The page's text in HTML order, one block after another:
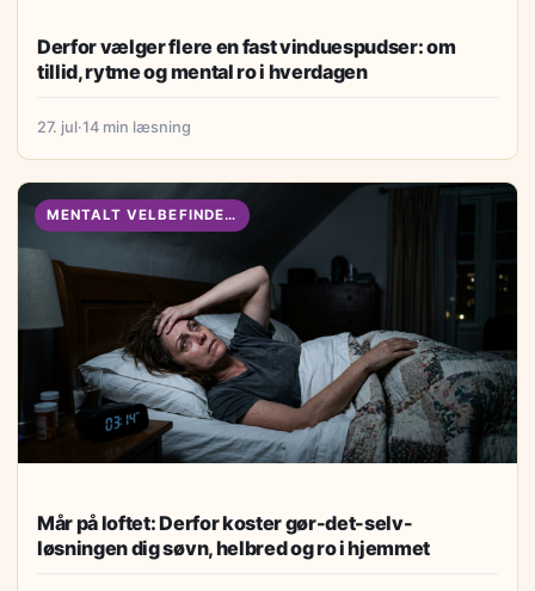
Derfor vælger flere en fast vinduespudser: om
tillid, rytme og mental ro i hverdagen
27. jul·14 min læsning
MENTALT VELBEFINDENDE
Mår på loftet: Derfor koster gør-det-selv-
løsningen dig søvn, helbred og ro i hjemmet